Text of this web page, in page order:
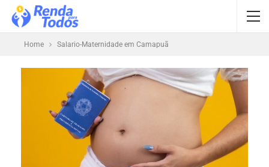
Home Salario-Maternidade em Camapuã